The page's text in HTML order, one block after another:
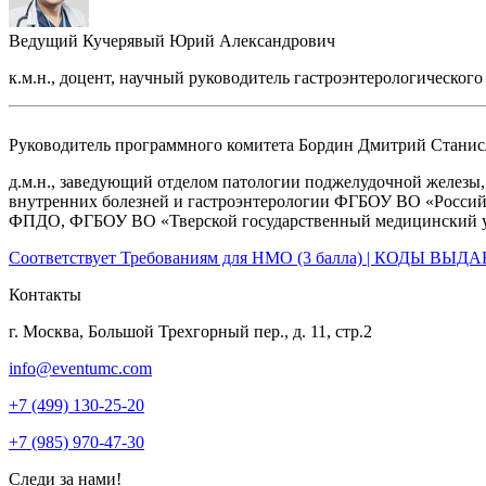
Ведущий Кучерявый Юрий Александрович
к.м.н., доцент, научный руководитель
Руководитель программного комитета Бордин Дмитрий
д.м.н., заведующий отделом патологии поджелудочной
внутренних болезней и гастроэнтерологии ФГБОУ ВО
ФПДО, ФГБОУ ВО «Тверской государственный медицинский
Соответствует Требованиям для НМО (3 балла) | КОДЫ
Контакты
г. Москва, Большой Трехгорный пер., д. 11, стр.2
info@eventumc.com
+7 (499) 130-25-20
+7 (985) 970-47-30
Следи за нами!